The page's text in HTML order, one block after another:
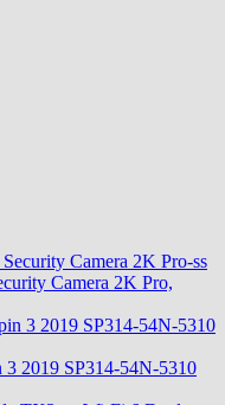
Camera 2K Pro,
2019 SP314-54N-5310